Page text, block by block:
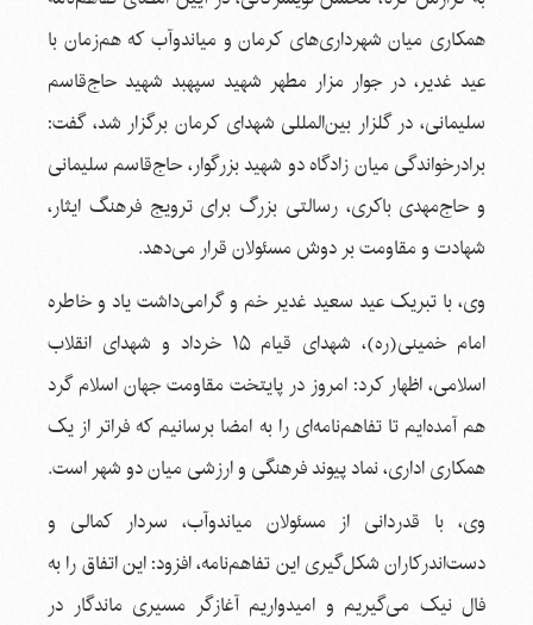
همکاری میان شهرداری‌های کرمان و میاندوآب که هم‌زمان با
عید غدیر، در جوار مزار مطهر شهید سپهبد شهید حاج‌قاسم
سلیمانی، در گلزار بین‌المللی شهدای کرمان برگزار شد، گفت:
برادرخواندگی میان زادگاه دو شهید بزرگوار، حاج‌قاسم سلیمانی
و حاج‌مهدی باکری، رسالتی بزرگ برای ترویج فرهنگ ایثار،
شهادت و مقاومت بر دوش مسئولان قرار می‌دهد.
وی، با تبریک عید سعید غدیر خم و گرامی‌داشت یاد و خاطره
امام خمینی(ره)، شهدای قیام ۱۵ خرداد و شهدای انقلاب
اسلامی، اظهار کرد: امروز در پایتخت مقاومت جهان اسلام گرد
هم آمده‌ایم تا تفاهم‌نامه‌ای را به امضا برسانیم که فراتر از یک
همکاری اداری، نماد پیوند فرهنگی و ارزشی میان دو شهر است.
وی، با قدردانی از مسئولان میاندوآب، سردار کمالی و
دست‌اندرکاران شکل‌گیری این تفاهم‌نامه، افزود: این اتفاق را به
فال نیک می‌گیریم و امیدواریم آغازگر مسیری ماندگار در